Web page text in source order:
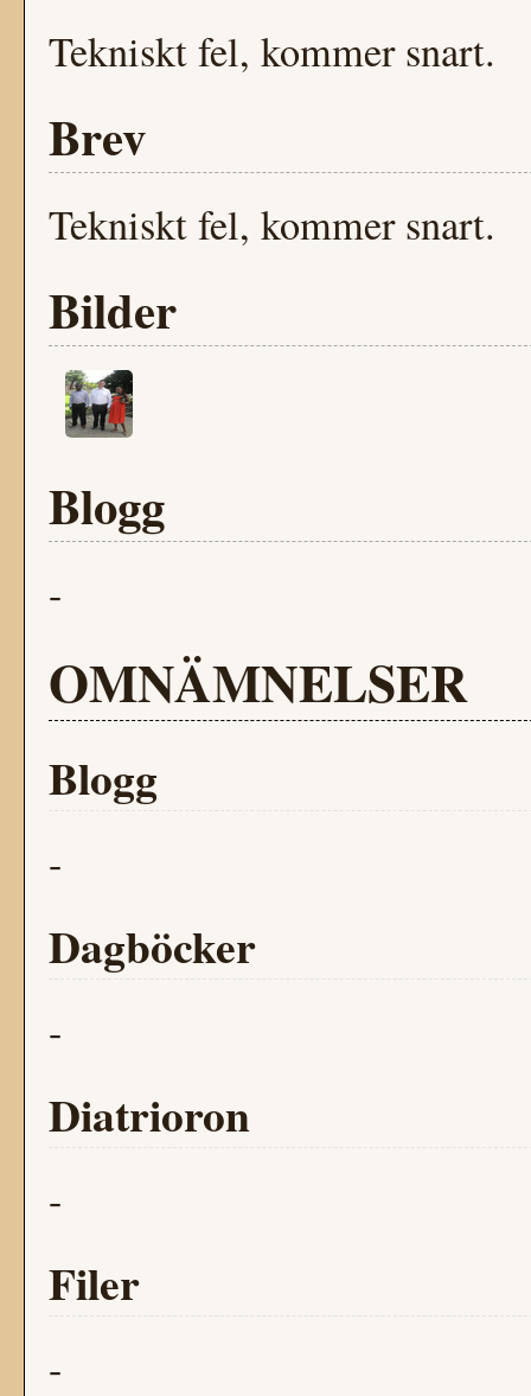
Tekniskt fel, kommer snart.
Brev
Tekniskt fel, kommer snart.
Bilder
Blogg
-
OMNÄMNELSER
Blogg
-
Dagböcker
-
Diatrioron
-
Filer
-